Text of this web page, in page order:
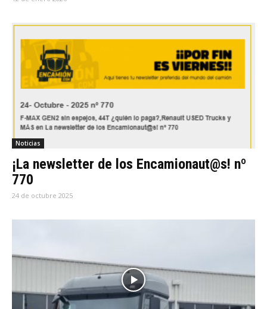
Noticias
¡La newsletter de los Encamionaut@s! nº
770
24 de octubre 2025